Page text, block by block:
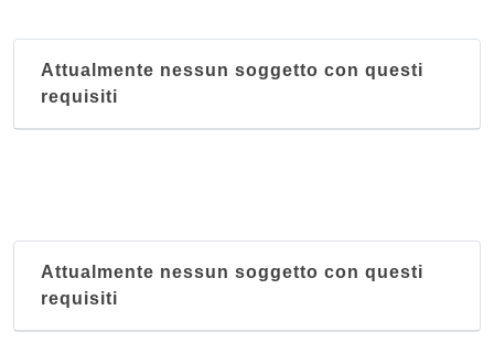
Attualmente nessun soggetto con questi
requisiti
Attualmente nessun soggetto con questi
requisiti